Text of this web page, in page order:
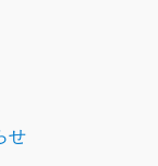
せ